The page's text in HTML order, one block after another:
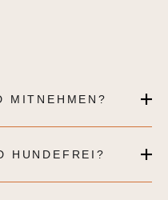
MITNEHMEN?
HUNDEFREI?